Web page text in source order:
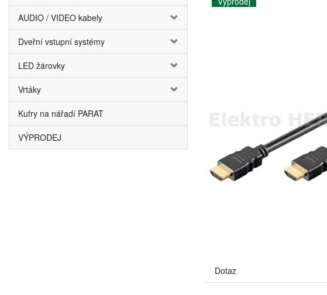
AUDIO / VIDEO kabely
Dveřní vstupní systémy
LED žárovky
Vrtáky
Kufry na nářadí PARAT
VÝPRODEJ
Dotaz